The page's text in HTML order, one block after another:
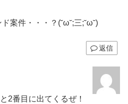
案件・・・？(˘ω˘;三;˘ω˘)
返信
2番目に出てくるぜ！